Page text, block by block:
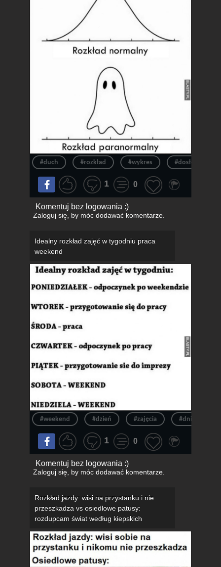
#duch #rozkład #wykres #dosłownie
1 0
Komentuj bez logowania :)
Zaloguj się, by móc dodawać komentarze.
Idealny rozkład zajęć w tygodniu praca
weekend
#weekend #dzień #zajęcia #dni
1 0
Komentuj bez logowania :)
Zaloguj się, by móc dodawać komentarze.
Rozkład jazdy: wisi na przystanku i nie
przeszkadza vs osiedlowe patusy:
rozdupcam świat według kiepskich